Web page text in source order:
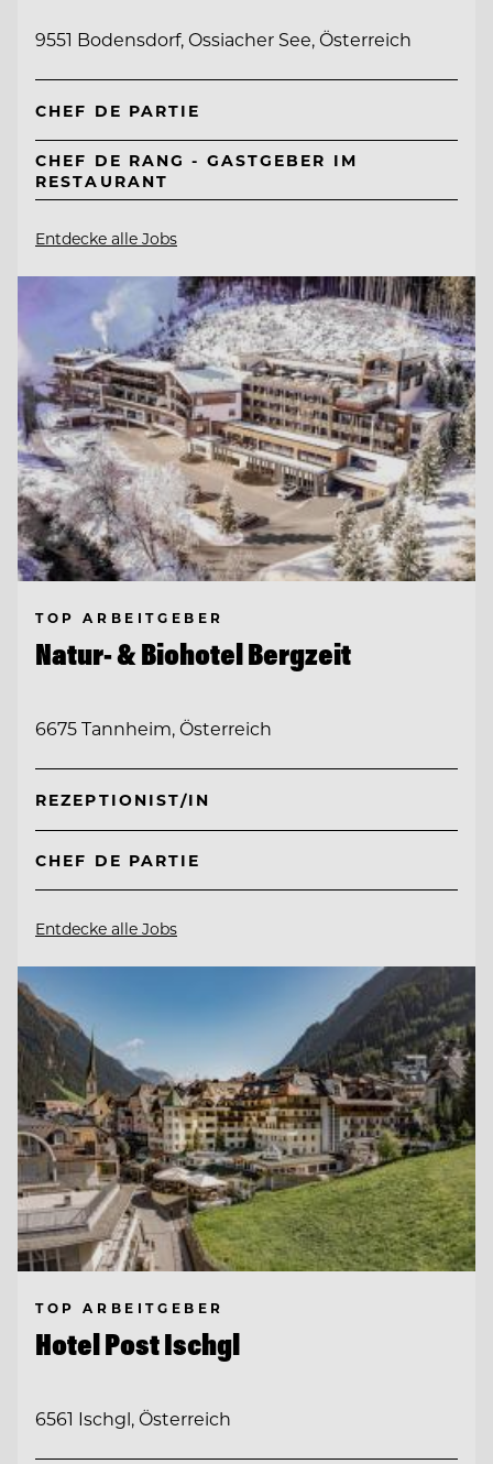
9551 Bodensdorf, Ossiacher See, Österreich
CHEF DE PARTIE
CHEF DE RANG - GASTGEBER IM
RESTAURANT
Entdecke alle Jobs
TOP ARBEITGEBER
Natur- & Biohotel Bergzeit
6675 Tannheim, Österreich
REZEPTIONIST/IN
CHEF DE PARTIE
Entdecke alle Jobs
TOP ARBEITGEBER
Hotel Post Ischgl
6561 Ischgl, Österreich